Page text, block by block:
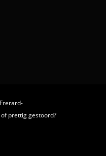
prettig gestoord?